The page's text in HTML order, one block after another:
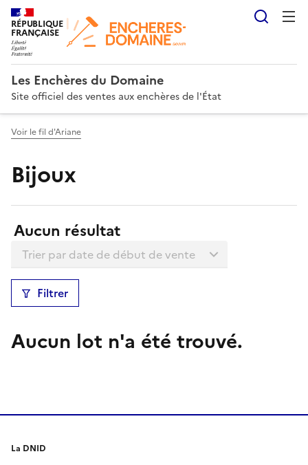
RÉPUBLIQUE
FRANÇAISE
Les Enchères du Domaine
Site officiel des ventes aux enchères de l'État
Voir le fil d'Ariane
Bijoux
Résultats:
Aucun résultat
Trier la liste
Filtrer
Aucun lot n'a été trouvé.
La DNID